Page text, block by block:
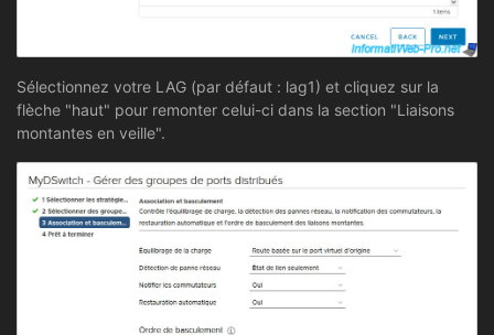
Sélectionnez votre LAG (par défaut : lag1) et cliquez sur la
flèche "haut" pour remonter celui-ci dans la section "Liaisons
montantes en veille".